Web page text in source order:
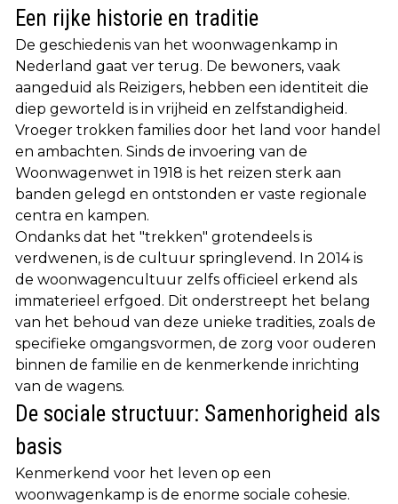
Een rijke historie en traditie
De geschiedenis van het woonwagenkamp in
Nederland gaat ver terug. De bewoners, vaak
aangeduid als Reizigers, hebben een identiteit die
diep geworteld is in vrijheid en zelfstandigheid.
Vroeger trokken families door het land voor handel
en ambachten. Sinds de invoering van de
Woonwagenwet in 1918 is het reizen sterk aan
banden gelegd en ontstonden er vaste regionale
centra en kampen.
Ondanks dat het "trekken" grotendeels is
verdwenen, is de cultuur springlevend. In 2014 is
de woonwagencultuur zelfs officieel erkend als
immaterieel erfgoed. Dit onderstreept het belang
van het behoud van deze unieke tradities, zoals de
specifieke omgangsvormen, de zorg voor ouderen
binnen de familie en de kenmerkende inrichting
van de wagens.
De sociale structuur: Samenhorigheid als
basis
Kenmerkend voor het leven op een
woonwagenkamp is de enorme sociale cohesie.